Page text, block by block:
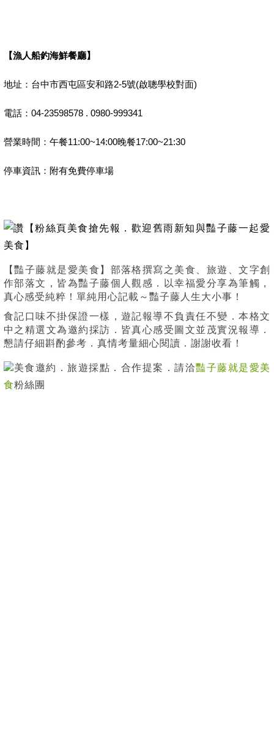
【漁人船釣海鮮餐廳】
地址：台中市西屯區安和路2-5號(啟聰學校對面)
電話：04-23598578 . 0980-999341
營業時間：午餐11:00~14:00晚餐17:00~21:30
停車資訊：附有免費停車場
【粉絲頁美食搶先報．歡迎舊雨新知與豔子藤一起愛
美食】
【豔子藤就是愛美食】部落格撰寫之美食、旅遊、文字創
作部落文，皆為豔子藤個人觀感．以幸福愛分享為筆觸，
真心感受純粹！單純用心記載～豔子藤人生大小事！
食記口味不掛保證一樣，遊記報導不負責任不變．本格文
中之精選文為邀約採訪．皆真心感受圖文並茂實況報導．
懇請仔細斟酌參考．真情考量細心閱讀．謝謝收看！
美食邀約．旅遊採點．合作提案．請洽豔子藤就是愛美
食粉絲團